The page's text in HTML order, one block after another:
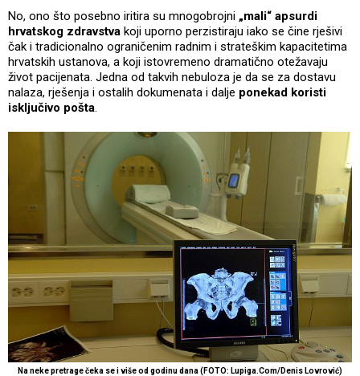
No, ono što posebno iritira su mnogobrojni „mali“ apsurdi
hrvatskog zdravstva koji uporno perzistiraju iako se čine rješivi
čak i tradicionalno ograničenim radnim i strateškim kapacitetima
hrvatskih ustanova, a koji istovremeno dramatično otežavaju
život pacijenata. Jedna od takvih nebuloza je da se za dostavu
nalaza, rješenja i ostalih dokumenata i dalje ponekad koristi
isključivo pošta.
Na neke pretrage čeka se i više od godinu dana (FOTO: Lupiga.Com/Denis Lovrović)